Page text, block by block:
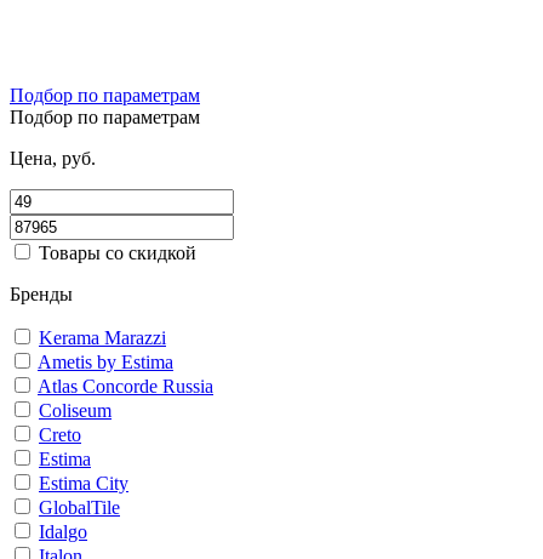
Подбор по параметрам
Подбор по параметрам
Цена, руб.
Товары со скидкой
Бренды
Kerama Marazzi
Ametis by Estima
Atlas Concorde Russia
Coliseum
Creto
Estima
Estima City
GlobalTile
Idalgo